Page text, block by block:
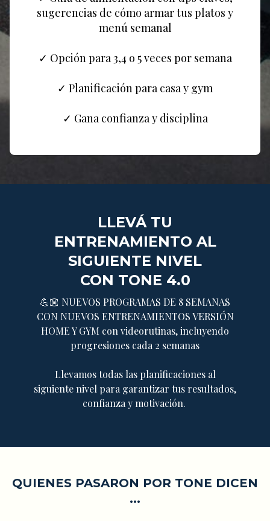
sugerencias de cómo armar tus platos y
menú semanal
✓ Opción para 3,4 o 5 veces por semana
✓ Planificación para casa y gym
✓ Gana confianza y disciplina
LLEVÁ TU
ENTRENAMIENTO AL
SIGUIENTE NIVEL
CON TONE 4.0
💪🏼 NUEVOS PROGRAMAS DE 8 SEMANAS
CON NUEVOS ENTRENAMIENTOS VERSIÓN
HOME Y GYM con videorutinas, incluyendo
progresiones cada 2 semanas
Llevamos todas las planificaciones al
siguiente nivel para garantizar tus resultados,
confianza y motivación.
QUIENES PASARON POR TONE DICEN
...